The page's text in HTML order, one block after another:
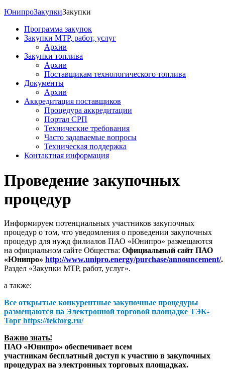
ЮнипроЗакупкиЗакупки
Программа закупок
Закупки МТР, работ, услуг
Архив
Закупки топлива
Архив
Поставщикам технологического топлива
Документы
Архив
Аккредитация поставщиков
Процедура аккредитации
Портал СРП
Технические требования
Часто задаваемые вопросы
Техническая поддержка
Контактная информация
Проведение закупочных
процедур
Информируем потенциальных участников закупочных
процедур о том, что уведомления о проведении закупочных
процедур для нужд филиалов ПАО «Юнипро» размещаются
на официальном сайте Общества: Официальный сайт ПАО
«Юнипро» http://www.unipro.energy/purchase/announcement/.
Раздел «Закупки МТР, работ, услуг».
а также:
Все открытые конкурентные закупочные процедуры
размещаются на Электронной торговой площадке ТЭК-
Торг https://tektorg.ru/
Важно знать!
ПАО «Юнипро» обеспечивает всем
участникам бесплатный доступ к участию в закупочных
процедурах на электронных торговых площадках.